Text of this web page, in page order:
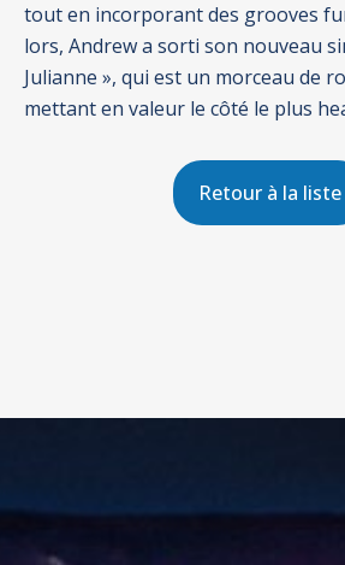
tout en incorporant des grooves
lors, Andrew a sorti son nouveau
Julianne », qui est un morceau de
mettant en valeur le côté le plus
Retour à la liste